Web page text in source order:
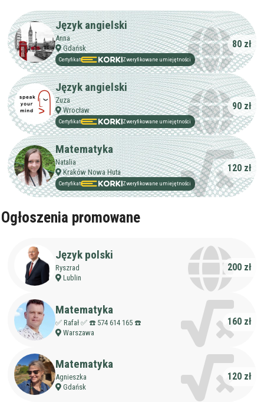
mężczyzna
Anuluj Filtruj
Język angielski
Anna
Gdańsk
Certyfikat Zweryfikowane umiejętności
80 zł
Język angielski
Zuza
Wrocław
Certyfikat Zweryfikowane umiejętności
90 zł
Matematyka
Natalia
Kraków Nowa Huta
Certyfikat Zweryfikowane umiejętności
120 zł
Ogłoszenia promowane
Język polski
Ryszrad
Lublin
200 zł
Matematyka
✅ Rafał ✅ ☎️ 574 614 165 ☎️
Warszawa
160 zł
Matematyka
Agnieszka
Gdańsk
120 zł